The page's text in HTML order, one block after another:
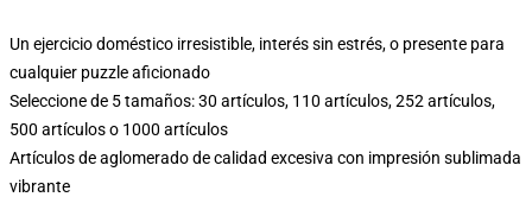
Un ejercicio doméstico irresistible, interés sin estrés, o presente para
cualquier puzzle aficionado
Seleccione de 5 tamaños: 30 artículos, 110 artículos, 252 artículos,
500 artículos o 1000 artículos
Artículos de aglomerado de calidad excesiva con impresión sublimada
vibrante